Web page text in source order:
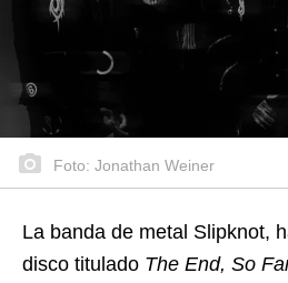
Foto: Jonathan Weiner
La banda de metal Slipknot,
disco titulado The End, So